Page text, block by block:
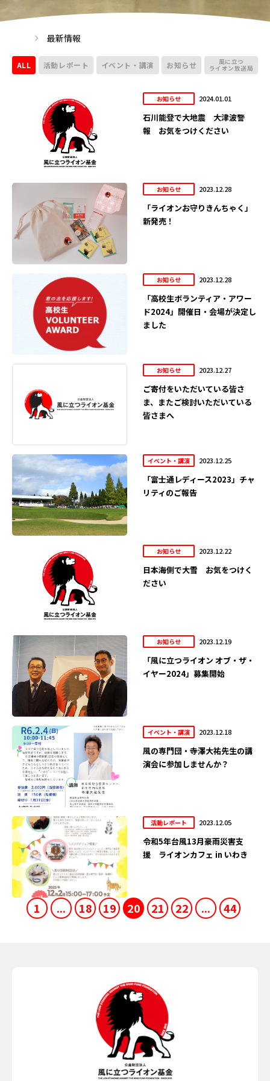
最新情報
ALL 活動レポート イベント・講演 お知らせ 風に立つ
ライオン放送局
お知らせ 2024.01.01
石川能登で大地震 大津波警
報 お気をつけください
お知らせ 2023.12.28
「ライオンお守りきんちゃく」
新発売！
お知らせ 2023.12.28
「高校生ボランティア・アワー
ド2024」開催日・会場が決定し
ました
お知らせ 2023.12.27
ご寄付をいただいている皆さ
ま、またご検討いただいている
皆さまへ
イベント・講演 2023.12.25
「富士通レディース2023」チャ
リティのご報告
お知らせ 2023.12.22
日本海側で大雪 お気をつけく
ださい
お知らせ 2023.12.19
「風に立つライオン オブ・ザ・
イヤー2024」募集開始
イベント・講演 2023.12.18
風の専門団・寺澤大祐先生の講
演会に参加しませんか？
活動レポート 2023.12.05
令和5年台風13月豪雨災害支
援 ライオンカフェ in いわき
1 ... 18 19 20 21 22 ... 44